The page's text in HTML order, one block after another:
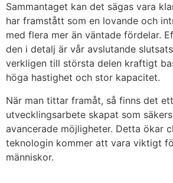
Sammantaget kan det sägas vara
har framstått som en lovande och
med flera mer än väntade fördelar.
den i detalj är vår avslutande
verkligen till största delen kraftigt
höga hastighet och stor kapacitet.
När man tittar framåt, så finns det
utvecklingsarbete skapat som
avancerade möjligheter. Detta ökar
teknologin kommer att vara viktigt
människor.